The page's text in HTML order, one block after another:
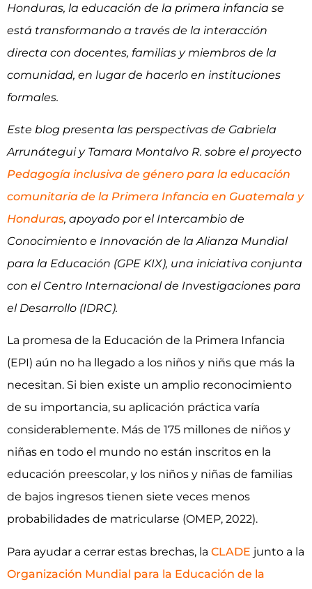
Honduras, la educación de la primera infancia se
está transformando a través de la interacción
directa con docentes, familias y miembros de la
comunidad, en lugar de hacerlo en instituciones
formales.
Este blog presenta las perspectivas de Gabriela
Arrunátegui y Tamara Montalvo R. sobre el proyecto
Pedagogía inclusiva de género para la educación
comunitaria de la Primera Infancia en Guatemala y
Honduras, apoyado por el Intercambio de
Conocimiento e Innovación de la Alianza Mundial
para la Educación (GPE KIX), una iniciativa conjunta
con el Centro Internacional de Investigaciones para
el Desarrollo (IDRC).
La promesa de la Educación de la Primera Infancia
(EPI) aún no ha llegado a los niños y niñs que más la
necesitan. Si bien existe un amplio reconocimiento
de su importancia, su aplicación práctica varía
considerablemente. Más de 175 millones de niños y
niñas en todo el mundo no están inscritos en la
educación preescolar, y los niños y niñas de familias
de bajos ingresos tienen siete veces menos
probabilidades de matricularse (OMEP, 2022).
Para ayudar a cerrar estas brechas, la CLADE junto a la
Organización Mundial para la Educación de la